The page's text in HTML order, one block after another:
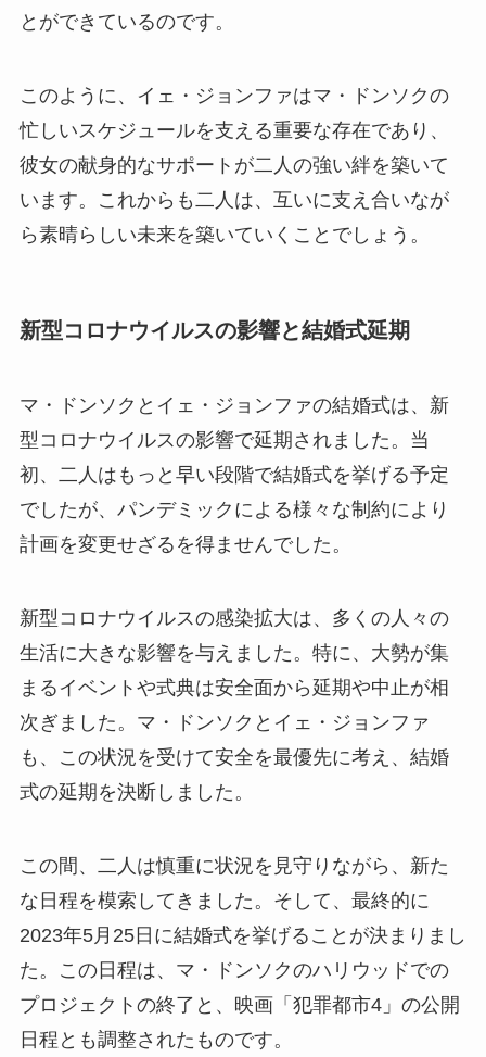
とができているのです。
このように、イェ・ジョンファはマ・ドンソクの
忙しいスケジュールを支える重要な存在であり、
彼女の献身的なサポートが二人の強い絆を築いて
います。これからも二人は、互いに支え合いなが
ら素晴らしい未来を築いていくことでしょう。
新型コロナウイルスの影響と結婚式延期
マ・ドンソクとイェ・ジョンファの結婚式は、新
型コロナウイルスの影響で延期されました。当
初、二人はもっと早い段階で結婚式を挙げる予定
でしたが、パンデミックによる様々な制約により
計画を変更せざるを得ませんでした。
新型コロナウイルスの感染拡大は、多くの人々の
生活に大きな影響を与えました。特に、大勢が集
まるイベントや式典は安全面から延期や中止が相
次ぎました。マ・ドンソクとイェ・ジョンファ
も、この状況を受けて安全を最優先に考え、結婚
式の延期を決断しました。
この間、二人は慎重に状況を見守りながら、新た
な日程を模索してきました。そして、最終的に
2023年5月25日に結婚式を挙げることが決まりまし
た。この日程は、マ・ドンソクのハリウッドでの
プロジェクトの終了と、映画「犯罪都市4」の公開
日程とも調整されたものです。